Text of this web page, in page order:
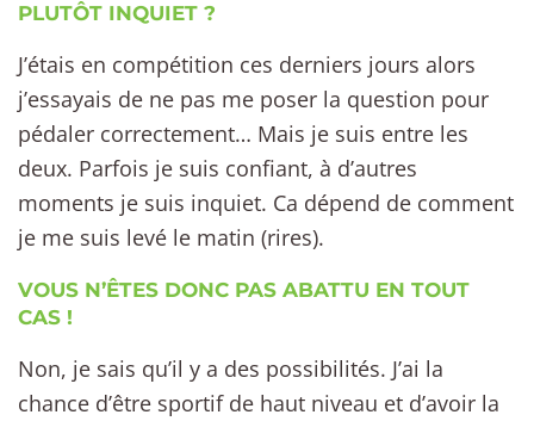
PLUTÔT INQUIET ?
J’étais en compétition ces derniers jours alors
j’essayais de ne pas me poser la question pour
pédaler correctement… Mais je suis entre les
deux. Parfois je suis confiant, à d’autres
moments je suis inquiet. Ca dépend de comment
je me suis levé le matin (rires).
VOUS N’ÊTES DONC PAS ABATTU EN TOUT
CAS !
Non, je sais qu’il y a des possibilités. J’ai la
chance d’être sportif de haut niveau et d’avoir la